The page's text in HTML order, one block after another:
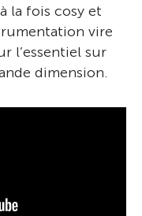
la fois cosy et
vire
l’essentiel sur
dimension.